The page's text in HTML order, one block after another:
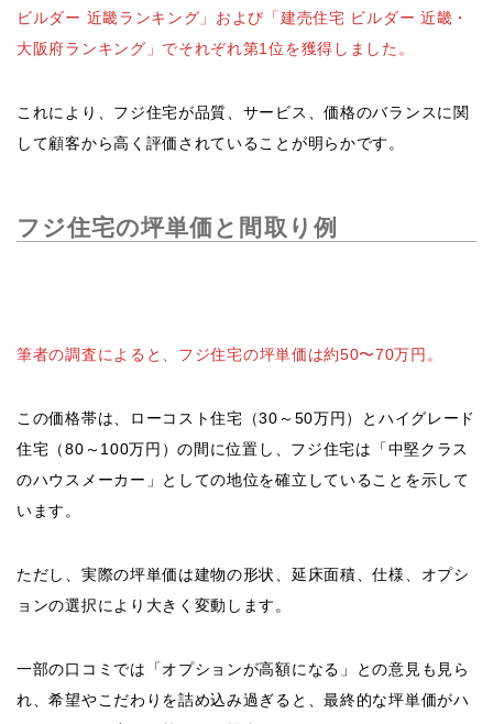
ビルダー 近畿ランキング」および「建売住宅 ビルダー 近畿・
大阪府ランキング」でそれぞれ第1位を獲得しました。
これにより、フジ住宅が品質、サービス、価格のバランスに関
して顧客から高く評価されていることが明らかです。
フジ住宅の坪単価と間取り例
筆者の調査によると、 フジ住宅の坪単価は約50〜70万円。
この価格帯は、ローコスト住宅（30～50万円）とハイグレード
住宅（80～100万円）の間に位置し、フジ住宅は「中堅クラス
のハウスメーカー」としての地位を確立していることを示して
います。
ただし、実際の坪単価は建物の形状、延床面積、仕様、オプシ
ョンの選択により大きく変動します。
一部の口コミでは「オプションが高額になる」との意見も見ら
れ、希望やこだわりを詰め込み過ぎると、最終的な坪単価がハ